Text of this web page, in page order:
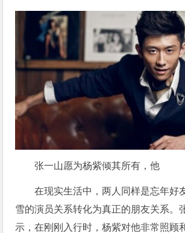
张一山愿为杨紫倾其所有，他
在现实生活中，两人同样是忘年好
雪的演员关系转化为真正的朋友关系。
示，在刚刚入行时，杨紫对他非常照顾